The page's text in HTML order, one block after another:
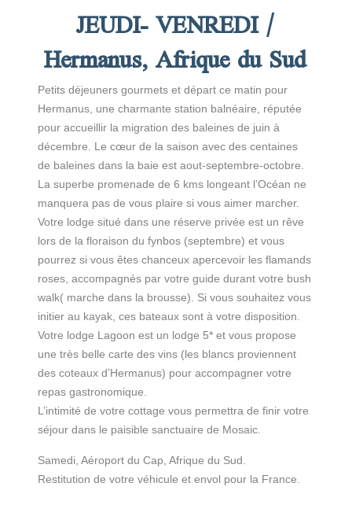
JEUDI- VENREDI /
Hermanus, Afrique du Sud
Petits déjeuners gourmets et départ ce matin pour
Hermanus, une charmante station balnéaire, réputée
pour accueillir la migration des baleines de juin à
décembre. Le cœur de la saison avec des centaines
de baleines dans la baie est aout-septembre-octobre.
La superbe promenade de 6 kms longeant l’Océan ne
manquera pas de vous plaire si vous aimer marcher.
Votre lodge situé dans une réserve privée est un rêve
lors de la floraison du fynbos (septembre) et vous
pourrez si vous êtes chanceux apercevoir les flamands
roses, accompagnés par votre guide durant votre bush
walk( marche dans la brousse). Si vous souhaitez vous
initier au kayak, ces bateaux sont à votre disposition.
Votre lodge Lagoon est un lodge 5* et vous propose
une très belle carte des vins (les blancs proviennent
des coteaux d’Hermanus) pour accompagner votre
repas gastronomique.
L’intimité de votre cottage vous permettra de finir votre
séjour dans le paisible sanctuaire de Mosaic.
Samedi, Aéroport du Cap, Afrique du Sud.
Restitution de votre véhicule et envol pour la France.